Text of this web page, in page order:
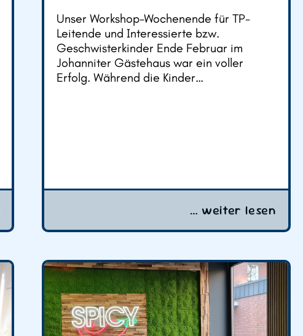
Unser Workshop-Wochenende für TP-
Leitende und Interessierte bzw.
Geschwisterkinder Ende Februar im
Johanniter Gästehaus war ein voller
Erfolg. Während die Kinder…
… weiter lesen